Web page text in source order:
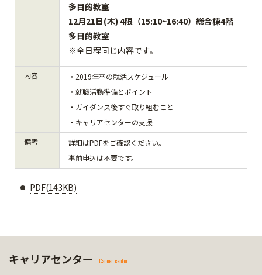
多目的教室
12月21日(木) 4限（15:10~16:40）総合棟4階
多目的教室
※全日程同じ内容です。
内容
・2019年卒の就活スケジュール
・就職活動準備とポイント
・ガイダンス後すぐ取り組むこと
・キャリアセンターの支援
備考
詳細はPDFをご確認ください。
事前申込は不要です。
PDF(143KB)
キャリアセンター Career center